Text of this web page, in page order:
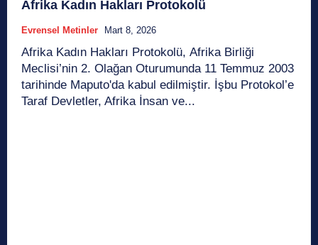
Afrika Kadın Hakları Protokolü
Evrensel Metinler Mart 8, 2026
Afrika Kadın Hakları Protokolü, Afrika Birliği
Meclisi’nin 2. Olağan Oturumunda 11 Temmuz 2003
tarihinde Maputo'da kabul edilmiştir. İşbu Protokol’e
Taraf Devletler, Afrika İnsan ve...